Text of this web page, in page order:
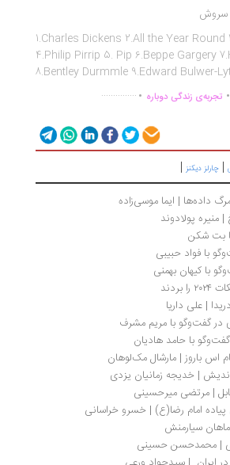
1.Charles Dickens 2.All the Year
4.Philip Pirrip 5. Pip 6.Beppe
8.Bentley Durmmle 9.Edward
................زندگی دوباره
|
| ایما موسی‌زاده
حبیبی
بهمنی
داریا
با مریم مشرف
با حامد هادیان
| مارشال مک‌لوهان
| خدیجه زمانیان یزدی
میرحسینی
امام رضا(ع) | خسرو خراسانی
حسینی